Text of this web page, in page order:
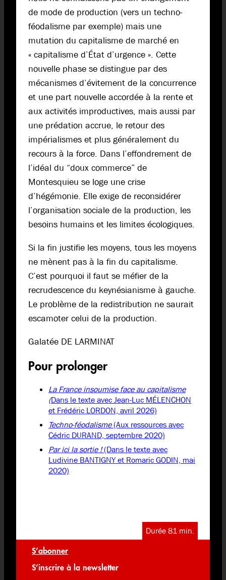
de mode de production (vers un techno-
féodalisme par exemple) mais une
mutation du capitalisme de marché en
« capitalisme d’État d’urgence ». Cette
nouvelle phase se distingue par des
mécanismes d’évitement de la concurrence
et une part nouvelle accordée à la rente et
aux activités improductives, mais aussi par
une prédation accrue, le retour des
impérialismes et plus généralement du
recours à la force. Dans l’effondrement de
l’idéal du “doux commerce” de
Montesquieu se loge une crise
d’hégémonie. Elle exige de reconsidérer
l’organisation sociale de la production, les
besoins humains et les limites écologiques.
Si la fin justifie les moyens, tous les moyens
ne mènent pas à la fin du capitalisme.
C’est pourquoi il faut se méfier de la
recrudescence du keynésianisme à gauche.
Le problème de la redistribution ne saurait
escamoter celui de la production.
Galatée DE LARMINAT
Pour prolonger
La France insoumise face au capitalisme
(Dans le texte avec Jean-Luc MÉLENCHON
et Frédéric LORDON, avril 2026)
Techno-féodalisme(Aux ressources avec
Cédric DURAND, septembre 2020)
Par ici la sortie !(Dans le texte avec
Ludivine BANTIGNY et Romaric GODIN, mai
2020)
Durée 81 min.
S’abonner
S’inscrire à la newsletter